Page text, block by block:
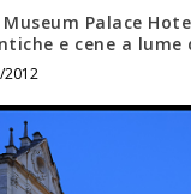
Museum Palace
e cene a lume
2012